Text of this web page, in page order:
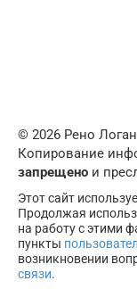
© 2026 Рено
Копирование
запрещено и
Этот сайт
Продолжая
на работу с этими
пункты
возникновении
связи.